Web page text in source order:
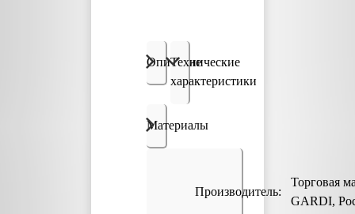
Описание
Технические
характеристики
Материалы
Производитель:
Торговая
GARDI,